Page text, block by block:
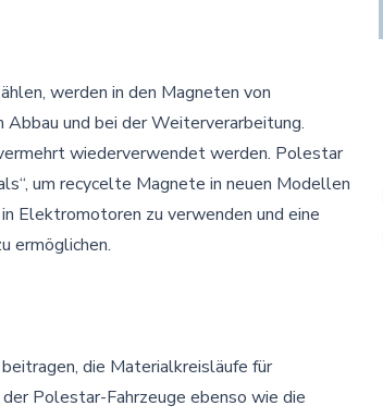
werden in den Magneten von
und bei der Weiterverarbeitung.
wiederverwendet werden. Polestar
um recycelte Magnete in neuen Modellen
Elektromotoren zu verwenden und eine
ermöglichen.
die Materialkreisläufe für
Polestar-Fahrzeuge ebenso wie die